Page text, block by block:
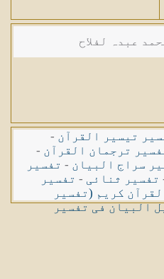
عبدہ لفلاح
تیسیر القرآن -
ترجمان القرآن -
سراج البیان - تفسیر
تفسیر ثنائی - تفسیر
کریم (تفسیر
البیان فی تفسیر